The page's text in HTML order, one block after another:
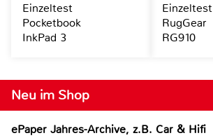
Neu im Shop
ePaper Jahres-Archive, z.B. Car & Hifi
Einzeltest
Pocketbook
InkPad 3
Einzeltest
RugGear
RG910